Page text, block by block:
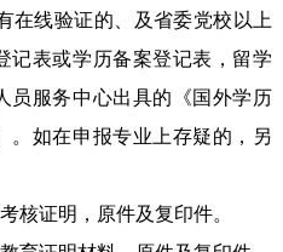
在线验证的、及省委党校以上
记表或学历备案登记表，留学
员服务中心出具的《国外学历
。如在申报专业上存疑的，另
证明，原件及复印件。